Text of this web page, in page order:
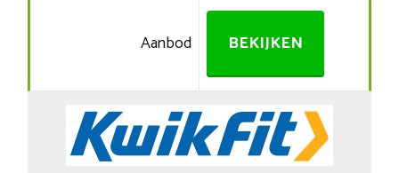
Aanbod BEKIJKEN